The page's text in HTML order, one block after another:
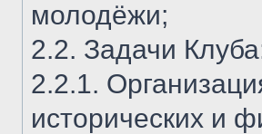
молодёжи;
2.2. Задачи
2.2.1.
исторических и